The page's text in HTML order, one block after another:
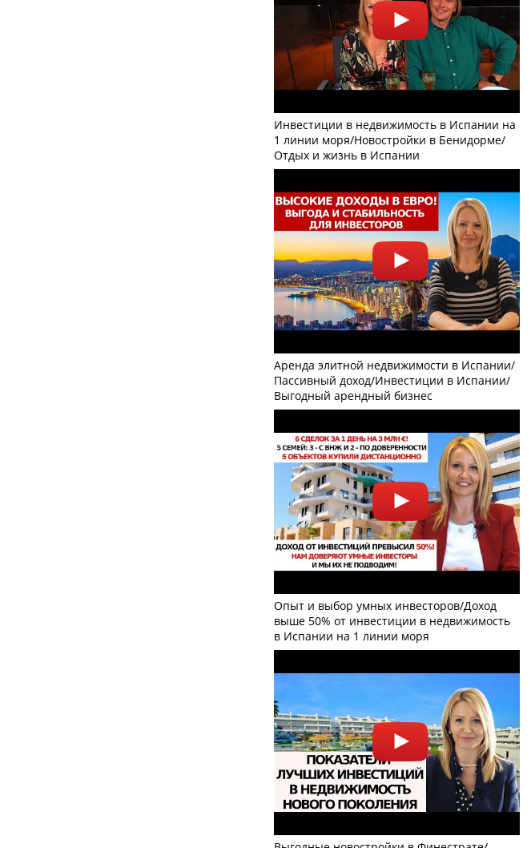
Инвестиции в недвижимость в Испании на
1 линии моря/Новостройки в Бенидорме/
Отдых и жизнь в Испании
Аренда элитной недвижимости в Испании/
Пассивный доход/Инвестиции в Испании/
Выгодный арендный бизнес
Опыт и выбор умных инвесторов/Доход
выше 50% от инвестиции в недвижимость
в Испании на 1 линии моря